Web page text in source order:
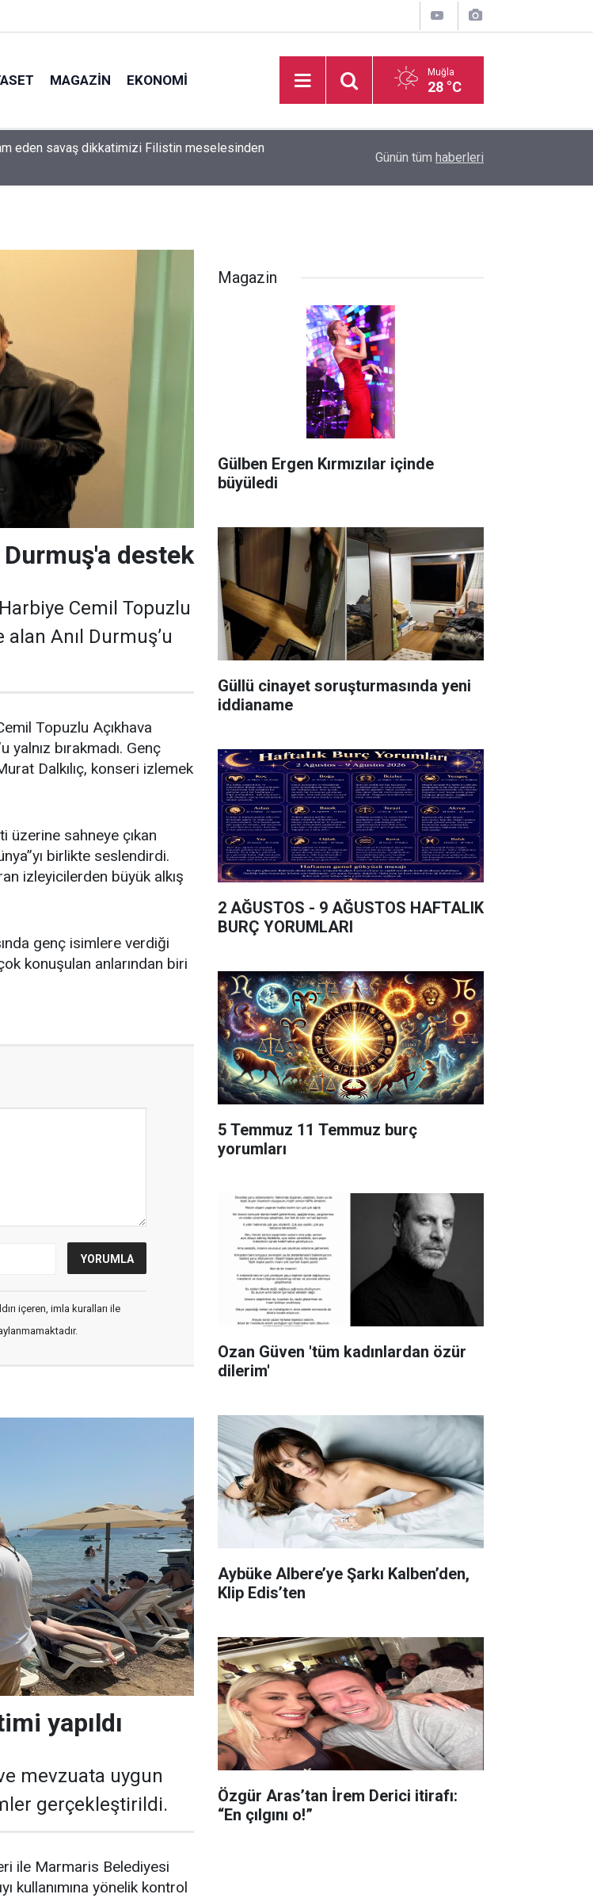
MAGAZIN EKONOMI Muğla
28 °C
eden savaş dikkatimizi Filistin meselesinden
Basketbol Süper Ligi’nde yeni sezonun fikstür
Günün tüm haberleri
Durmuş'a destek
Cemil Topuzlu
Anıl Durmuş’u
Topuzlu Açıkhava
yalnız bırakmadı. Genç
Dalkılıç, konseri izlemek
üzerine sahneye çıkan
birlikte seslendirdi.
izleyicilerden büyük alkış
genç isimlere verdiği
konuşulan anlarından biri
içeren, imla kuralları ile
yapıldı
mevzuata uygun
gerçekleştirildi.
ile Marmaris Belediyesi
kullanımına yönelik kontrol
Magazin
Gülben Ergen Kırmızılar içinde
büyüledi
Güllü cinayet soruşturmasında yeni
iddianame
2 AĞUSTOS - 9 AĞUSTOS HAFTALIK
BURÇ YORUMLARI
5 Temmuz 11 Temmuz burç
yorumları
Ozan Güven 'tüm kadınlardan özür
dilerim'
Aybüke Albere’ye Şarkı Kalben’den,
Klip Edis’ten
Özgür Aras’tan İrem Derici itirafı:
“En çılgını o!”